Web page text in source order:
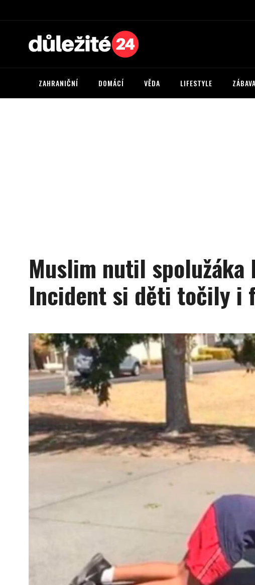
ZAHRANIČNÍ DOMÁCÍ VĚDA LIFESTYLE ZÁBAVA
Muslim nutil
Incident si děti točily i